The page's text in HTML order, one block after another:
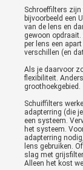
Schroeffilters
bijvoorbeeld een
van de lens en
gewoon
per lens een
verschillen (en
Als je daarvoor
flexibiliteit.
groothoekgebied.
Schuiffilters
adapterring (die
een systeem.
het systeem.
adapterring
lens gebruiken.
slag met
Alleen het kost